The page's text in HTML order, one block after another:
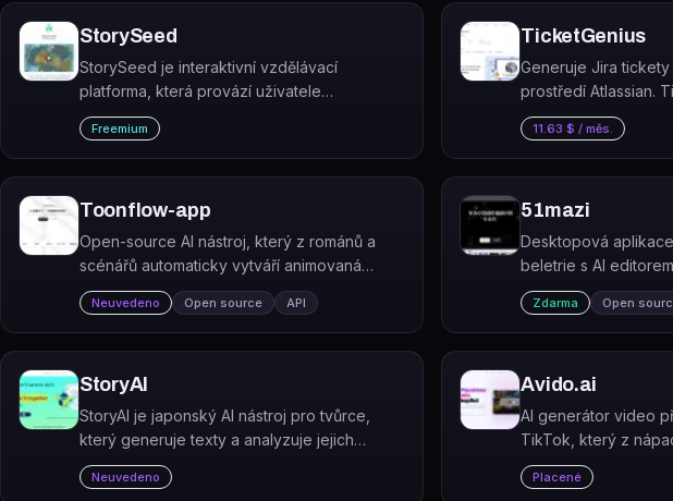
StorySeed
StorySeed je interaktivní vzdělávací
platforma, která provází uživatele
strukturovaným kurzem vyprávění příběhů s
pomocí AI.
Freemium
TicketGenius
Generuje Jira
prostředí Atlassian.
Jiry, který
tickety na základě
11.63 $ / měs.
Toonflow-app
Open-source AI nástroj, který z románů a
scénářů automaticky vytváří animovaná
krátká videa (short dramas) pomocí systému
AI agentů.
Neuvedeno Open source API
51mazi
Desktopová
beletrie s AI
postav, obálek a
Zdarma Open
StoryAI
StoryAI je japonský AI nástroj pro tvůrce,
který generuje texty a analyzuje jejich
emocionální vyznění pomocí Plutchikovy
teorie emocí.
Neuvedeno
Avido.ai
AI generátor video
TikTok, který z
video se scénářem,
Placené